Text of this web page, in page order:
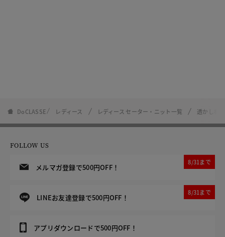
DoCLASSE レディース レディース セーター・ニット一覧 透かし柄
FOLLOW US
メルマガ登録で500円OFF！
8/31まで
LINEお友達登録で500円OFF！
8/31まで
アプリダウンロードで500円OFF！